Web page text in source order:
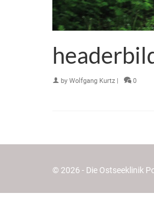
by Wolfgang Kurtz | 0
© 2026 - Die Ostseeklinik